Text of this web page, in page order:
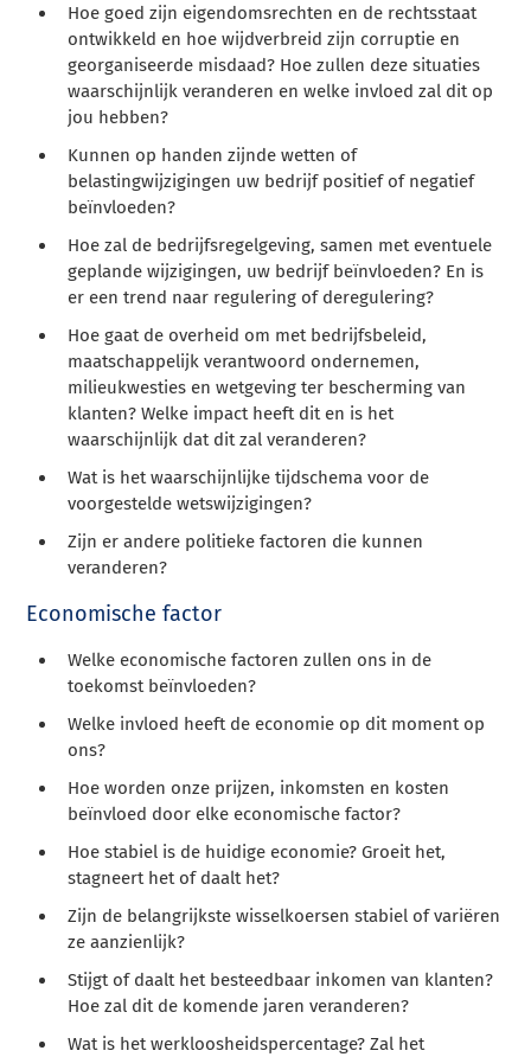
Hoe goed zijn eigendomsrechten en de rechtsstaat
ontwikkeld en hoe wijdverbreid zijn corruptie en
georganiseerde misdaad? Hoe zullen deze situaties
waarschijnlijk veranderen en welke invloed zal dit op
jou hebben?
Kunnen op handen zijnde wetten of
belastingwijzigingen uw bedrijf positief of negatief
beïnvloeden?
Hoe zal de bedrijfsregelgeving, samen met eventuele
geplande wijzigingen, uw bedrijf beïnvloeden? En is
er een trend naar regulering of deregulering?
Hoe gaat de overheid om met bedrijfsbeleid,
maatschappelijk verantwoord ondernemen,
milieukwesties en wetgeving ter bescherming van
klanten? Welke impact heeft dit en is het
waarschijnlijk dat dit zal veranderen?
Wat is het waarschijnlijke tijdschema voor de
voorgestelde wetswijzigingen?
Zijn er andere politieke factoren die kunnen
veranderen?
Economische factor
Welke economische factoren zullen ons in de
toekomst beïnvloeden?
Welke invloed heeft de economie op dit moment op
ons?
Hoe worden onze prijzen, inkomsten en kosten
beïnvloed door elke economische factor?
Hoe stabiel is de huidige economie? Groeit het,
stagneert het of daalt het?
Zijn de belangrijkste wisselkoersen stabiel of variëren
ze aanzienlijk?
Stijgt of daalt het besteedbaar inkomen van klanten?
Hoe zal dit de komende jaren veranderen?
Wat is het werkloosheidspercentage? Zal het